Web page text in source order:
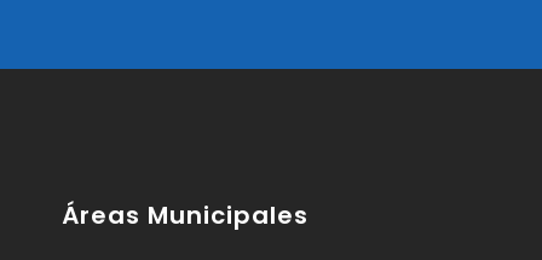
Áreas Municipales